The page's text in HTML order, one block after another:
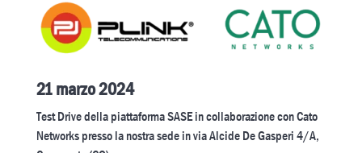
21 marzo 2024
Test Drive della piattaforma SASE in collaborazione con Cato
Networks presso la nostra sede in via Alcide De Gasperi 4/A,